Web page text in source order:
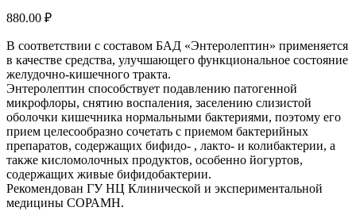
880.00 ₽
В соответствии с составом БАД «Энтеролептин» применяется
в качестве средства, улучшающего функциональное состояние
желудочно-кишечного тракта.
Энтеролептин способствует подавлению патогенной
микрофлоры, снятию воспаления, заселению слизистой
оболочки кишечника нормальными бактериями, поэтому его
прием целесообразно сочетать с приемом бактерийных
препаратов, содержащих бифидо- , лакто- и колибактерии, а
также кисломолочных продуктов, особенно йогуртов,
содержащих живые бифидобактерии.
Рекомендован ГУ НЦ Клинической и экспериментальной
медицины СОРАМН.